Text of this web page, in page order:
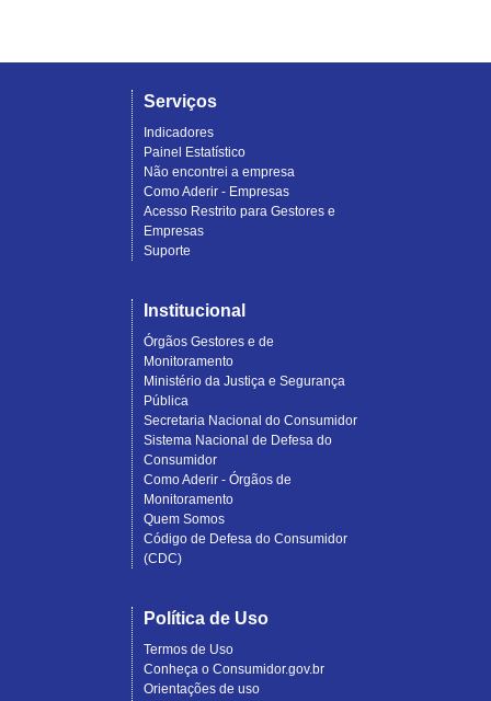
Serviços
Indicadores
Painel Estatístico
Não encontrei a empresa
Como Aderir - Empresas
Acesso Restrito para Gestores e
Empresas
Suporte
Institucional
Órgãos Gestores e de
Monitoramento
Ministério da Justiça e Segurança
Pública
Secretaria Nacional do Consumidor
Sistema Nacional de Defesa do
Consumidor
Como Aderir - Órgãos de
Monitoramento
Quem Somos
Código de Defesa do Consumidor
(CDC)
Política de Uso
Termos de Uso
Conheça o Consumidor.gov.br
Orientações de uso